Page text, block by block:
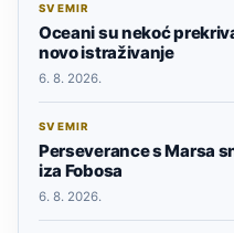
SVEMIR
Oceani su nekoć
novo istraživanje
6. 8. 2026.
SVEMIR
Perseverance s Marsa
iza Fobosa
6. 8. 2026.